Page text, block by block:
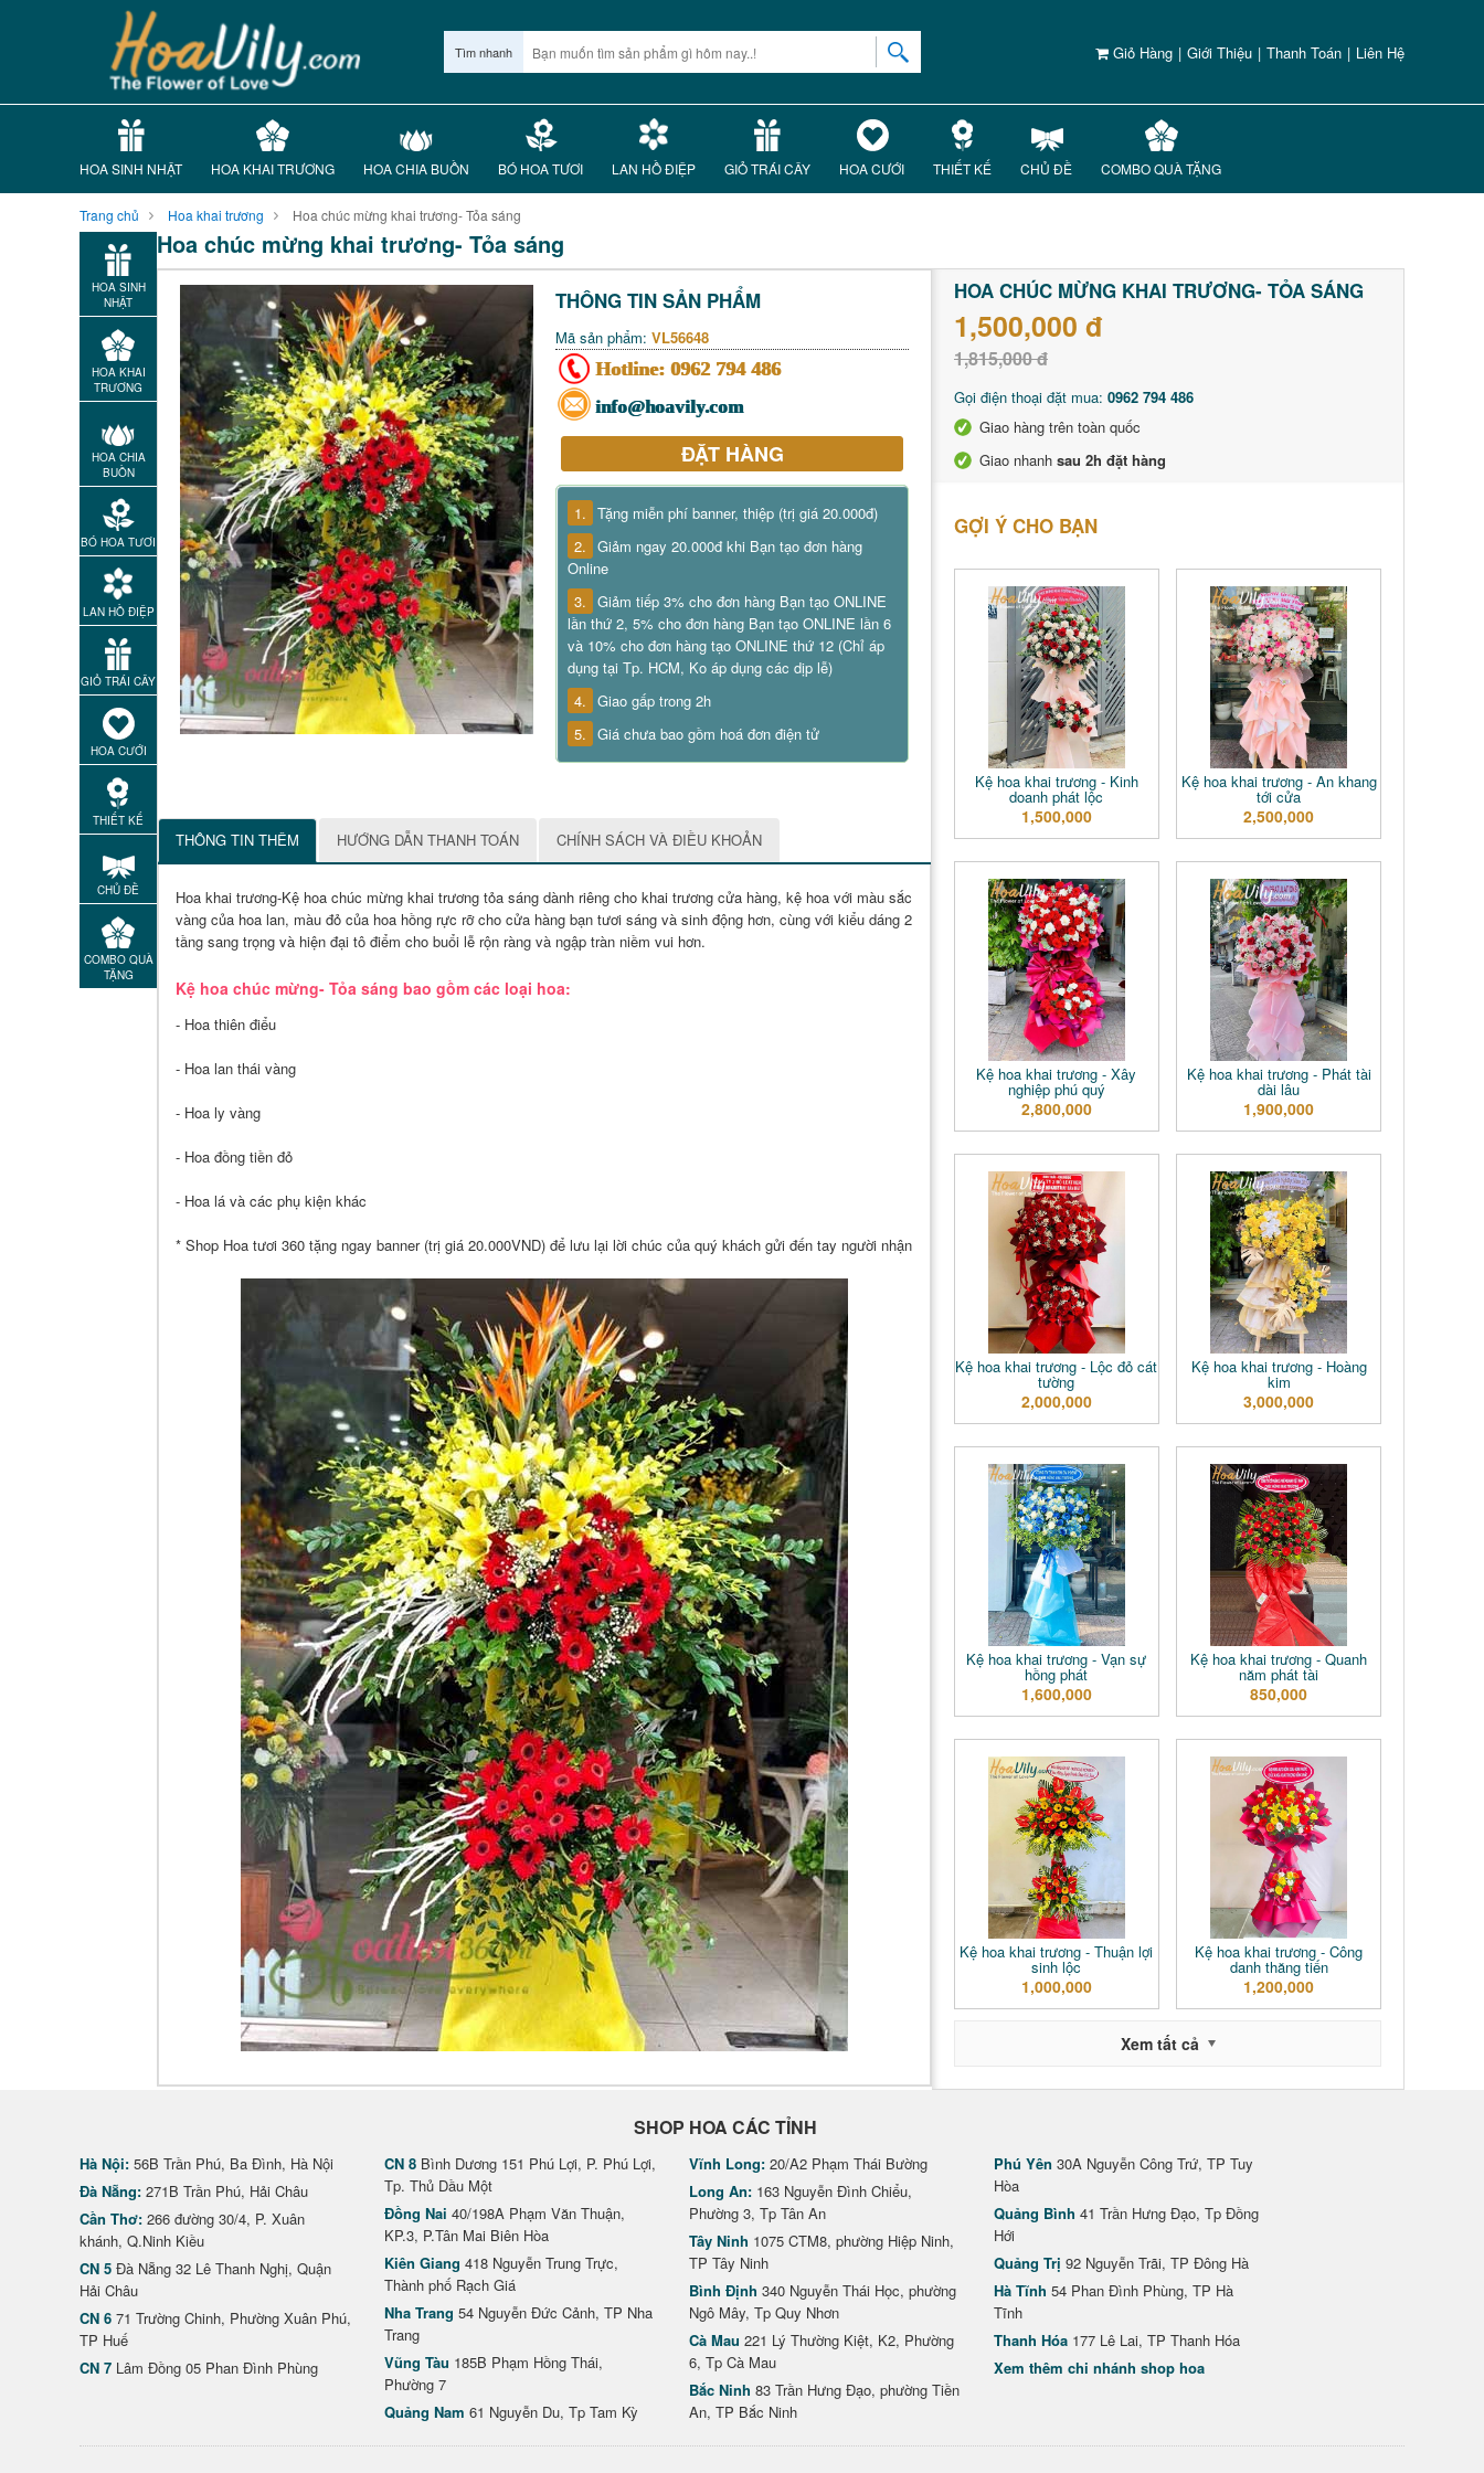
Giỏ Hàng | Giới Thiệu | Thanh Toán | Liên Hệ
Tìm nhanh
HOA SINH NHẬT HOA KHAI TRƯƠNG HOA CHIA BUỒN BÓ HOA TƯƠI LAN HỒ ĐIỆP GIỎ TRÁI CÂY HOA CƯỚI THIẾT KẾ CHỦ ĐỀ COMBO QUÀ TẶNG
Trang chủ Hoa khai trương Hoa chúc mừng khai trương- Tỏa sáng
HOA SINH
NHẬT
HOA KHAI
TRƯƠNG
HOA CHIA
BUỒN
BÓ HOA TƯƠI
LAN HỒ ĐIỆP
GIỎ TRÁI CÂY
HOA CƯỚI
THIẾT KẾ
CHỦ ĐỀ
COMBO QUÀ
TẶNG
Hoa chúc mừng khai trương- Tỏa sáng
THÔNG TIN SẢN PHẨM
Mã sản phẩm: VL56648
Hotline: 0962 794 486
info@hoavily.com
ĐẶT HÀNG
1. Tặng miễn phí banner, thiệp (trị giá 20.000đ)
2. Giảm ngay 20.000đ khi Bạn tạo đơn hàng
Online
3. Giảm tiếp 3% cho đơn hàng Bạn tạo ONLINE
lần thứ 2, 5% cho đơn hàng Bạn tạo ONLINE lần 6
và 10% cho đơn hàng tạo ONLINE thứ 12 (Chỉ áp
dụng tại Tp. HCM, Ko áp dụng các dịp lễ)
4. Giao gấp trong 2h
5. Giá chưa bao gồm hoá đơn điện tử
THÔNG TIN THÊM HƯỚNG DẪN THANH TOÁN CHÍNH SÁCH VÀ ĐIỀU KHOẢN
Hoa khai trương-Kệ hoa chúc mừng khai trương tỏa sáng dành riêng cho khai trương cửa hàng, kệ hoa với màu sắc
vàng của hoa lan, màu đỏ của hoa hồng rực rỡ cho cửa hàng bạn tươi sáng và sinh động hơn, cùng với kiểu dáng 2
tầng sang trọng và hiện đại tô điểm cho buổi lễ rộn ràng và ngập tràn niềm vui hơn.
Kệ hoa chúc mừng- Tỏa sáng bao gồm các loại hoa:
- Hoa thiên điểu
- Hoa lan thái vàng
- Hoa ly vàng
- Hoa đồng tiền đỏ
- Hoa lá và các phụ kiện khác
* Shop Hoa tươi 360 tặng ngay banner (trị giá 20.000VND) để lưu lại lời chúc của quý khách gửi đến tay người nhận
HOA CHÚC MỪNG KHAI TRƯƠNG- TỎA SÁNG
1,500,000 đ
1,815,000 đ
Gọi điện thoại đặt mua: 0962 794 486
Giao hàng trên toàn quốc
Giao nhanh sau 2h đặt hàng
GỢI Ý CHO BẠN
Kệ hoa khai trương - Kinh
doanh phát lộc
1,500,000
Kệ hoa khai trương - An khang
tới cửa
2,500,000
Kệ hoa khai trương - Xây
nghiệp phú quý
2,800,000
Kệ hoa khai trương - Phát tài
dài lâu
1,900,000
Kệ hoa khai trương - Lộc đỏ cát
tường
2,000,000
Kệ hoa khai trương - Hoàng
kim
3,000,000
Kệ hoa khai trương - Vạn sự
hồng phát
1,600,000
Kệ hoa khai trương - Quanh
năm phát tài
850,000
Kệ hoa khai trương - Thuận lợi
sinh lộc
1,000,000
Kệ hoa khai trương - Công
danh thăng tiến
1,200,000
Xem tất cả
SHOP HOA CÁC TỈNH
Hà Nội: 56B Trần Phú, Ba Đình, Hà Nội
Đà Nẵng: 271B Trần Phú, Hải Châu
Cần Thơ: 266 đường 30/4, P. Xuân
khánh, Q.Ninh Kiều
CN 5 Đà Nẵng 32 Lê Thanh Nghị, Quận
Hải Châu
CN 6 71 Trường Chinh, Phường Xuân Phú,
TP Huế
CN 7 Lâm Đồng 05 Phan Đình Phùng
CN 8 Bình Dương 151 Phú Lợi, P. Phú Lợi,
Tp. Thủ Dầu Một
Đồng Nai 40/198A Phạm Văn Thuận,
KP.3, P.Tân Mai Biên Hòa
Kiên Giang 418 Nguyễn Trung Trực,
Thành phố Rạch Giá
Nha Trang 54 Nguyễn Đức Cảnh, TP Nha
Trang
Vũng Tàu 185B Phạm Hồng Thái,
Phường 7
Quảng Nam 61 Nguyễn Du, Tp Tam Kỳ
Vĩnh Long: 20/A2 Phạm Thái Bường
Long An: 163 Nguyễn Đình Chiểu,
Phường 3, Tp Tân An
Tây Ninh 1075 CTM8, phường Hiệp Ninh,
TP Tây Ninh
Bình Định 340 Nguyễn Thái Học, phường
Ngô Mây, Tp Quy Nhơn
Cà Mau 221 Lý Thường Kiệt, K2, Phường
6, Tp Cà Mau
Bắc Ninh 83 Trần Hưng Đạo, phường Tiền
An, TP Bắc Ninh
Phú Yên 30A Nguyễn Công Trứ, TP Tuy
Hòa
Quảng Bình 41 Trần Hưng Đạo, Tp Đồng
Hới
Quảng Trị 92 Nguyễn Trãi, TP Đông Hà
Hà Tĩnh 54 Phan Đình Phùng, TP Hà
Tĩnh
Thanh Hóa 177 Lê Lai, TP Thanh Hóa
Xem thêm chi nhánh shop hoa